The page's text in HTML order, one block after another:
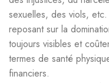
sexuelles, des viols,
reposant sur la
toujours visibles et
termes de santé
financiers.